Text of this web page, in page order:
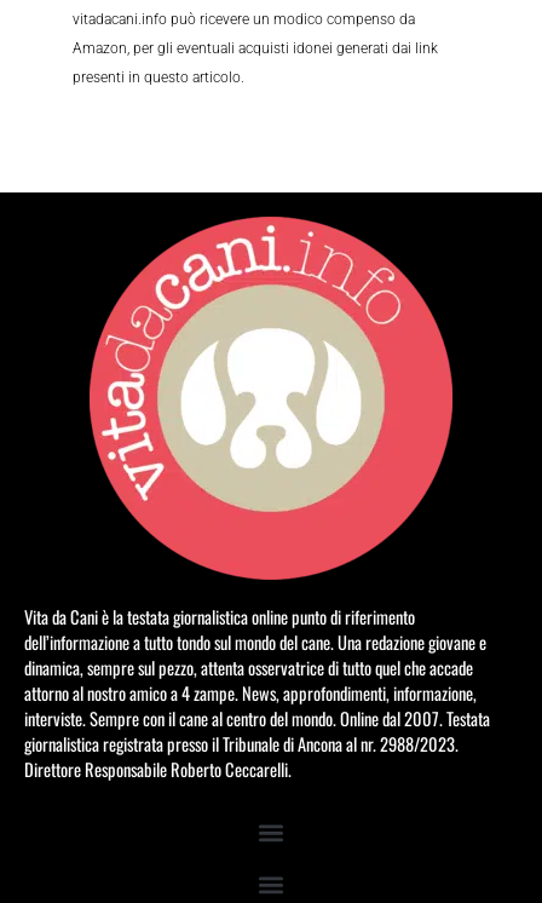
vitadacani.info può ricevere un modico compenso da
Amazon, per gli eventuali acquisti idonei generati dai link
presenti in questo articolo.
Vita da Cani è la testata giornalistica online punto di riferimento
dell’informazione a tutto tondo sul mondo del cane. Una redazione giovane e
dinamica, sempre sul pezzo, attenta osservatrice di tutto quel che accade
attorno al nostro amico a 4 zampe. News, approfondimenti, informazione,
interviste. Sempre con il cane al centro del mondo. Online dal 2007. Testata
giornalistica registrata presso il Tribunale di Ancona al nr. 2988/2023.
Direttore Responsabile Roberto Ceccarelli.